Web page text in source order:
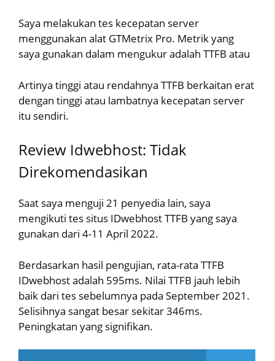
Saya melakukan tes kecepatan server
menggunakan alat GTMetrix Pro. Metrik yang
saya gunakan dalam mengukur adalah TTFB atau
Artinya tinggi atau rendahnya TTFB berkaitan erat
dengan tinggi atau lambatnya kecepatan server
itu sendiri.
Review Idwebhost: Tidak
Direkomendasikan
Saat saya menguji 21 penyedia lain, saya
mengikuti tes situs IDwebhost TTFB yang saya
gunakan dari 4-11 April 2022.
Berdasarkan hasil pengujian, rata-rata TTFB
IDwebhost adalah 595ms. Nilai TTFB jauh lebih
baik dari tes sebelumnya pada September 2021.
Selisihnya sangat besar sekitar 346ms.
Peningkatan yang signifikan.